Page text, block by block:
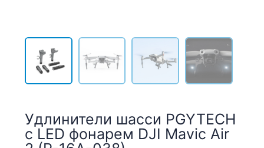
Удлинители шасси PGYTECH
c LED фонарем DJI Mavic Air